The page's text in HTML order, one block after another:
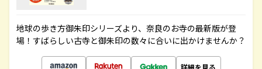
地球の歩き方御朱印シリーズより、奈良のお寺の最新版が登
場！すばらしい古寺と御朱印の数々に合いに出かけませんか？
詳細を見る